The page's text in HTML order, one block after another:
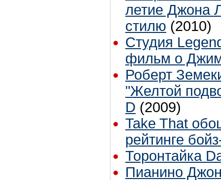
летие Джона
стилю (2010)
Студия
фильм о
Роберт
"Желтой
D (2009)
Take That
рейтинге
Торонтайка
Пианино